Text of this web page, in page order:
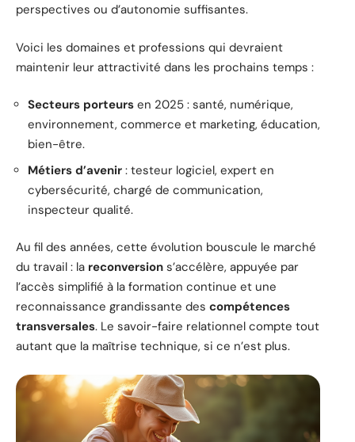
perspectives ou d’autonomie suffisantes.
Voici les domaines et professions qui devraient
maintenir leur attractivité dans les prochains temps :
Secteurs porteurs en 2025 : santé, numérique,
environnement, commerce et marketing, éducation,
bien-être.
Métiers d’avenir : testeur logiciel, expert en
cybersécurité, chargé de communication,
inspecteur qualité.
Au fil des années, cette évolution bouscule le marché
du travail : la reconversion s’accélère, appuyée par
l’accès simplifié à la formation continue et une
reconnaissance grandissante des compétences
transversales. Le savoir-faire relationnel compte tout
autant que la maîtrise technique, si ce n’est plus.